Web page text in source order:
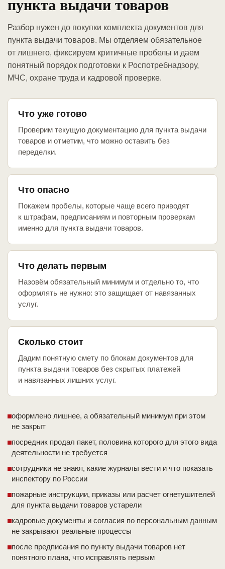
Разбор нужен до покупки комплекта документов для
пункта выдачи товаров. Мы отделяем обязательное
от лишнего, фиксируем критичные пробелы и даем
понятный порядок подготовки к Роспотребнадзору,
МЧС, охране труда и кадровой проверке.
Что уже готово
Проверим текущую документацию для пункта выдачи
товаров и отметим, что можно оставить без
переделки.
Что опасно
Покажем пробелы, которые чаще всего приводят
к штрафам, предписаниям и повторным проверкам
именно для пункта выдачи товаров.
Что делать первым
Назовём обязательный минимум и отдельно то, что
оформлять не нужно: это защищает от навязанных
услуг.
Сколько стоит
Дадим понятную смету по блокам документов для
пункта выдачи товаров без скрытых платежей
и навязанных лишних услуг.
оформлено лишнее, а обязательный минимум при этом
не закрыт
посредник продал пакет, половина которого для этого вида
деятельности не требуется
сотрудники не знают, какие журналы вести и что показать
инспектору по России
пожарные инструкции, приказы или расчет огнетушителей
для пункта выдачи товаров устарели
кадровые документы и согласия по персональным данным
не закрывают реальные процессы
после предписания по пункту выдачи товаров нет
понятного плана, что исправлять первым